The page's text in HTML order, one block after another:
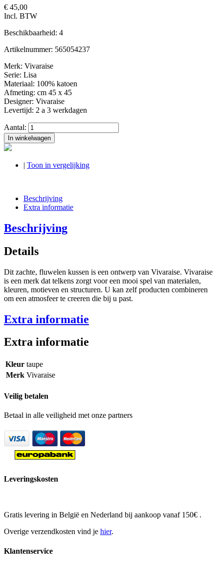
€ 45,00
Incl. BTW
Beschikbaarheid: 4
Artikelnummer: 565054237
Merk: Vivaraise
Serie: Lisa
Materiaal: 100% katoen
Afmeting: cm 45 x 45
Designer: Vivaraise
Levertijd: 2 a 3 werkdagen
Aantal:
In winkelwagen
| Toon in vergelijking
Beschrijving
Extra informatie
Beschrijving
Details
Dit zachte, fluwelen kussen is een ontwerp van Vivaraise. Vivaraise
is een merk dat telkens zorgt voor een mooi spel van materialen,
kleuren, motieven en structuren. U kan zelf producten combineren
om een atmosfeer te creeren die bij u past.
Extra informatie
Extra informatie
Kleur taupe
Merk Vivaraise
Veilig betalen
Betaal in alle veiligheid met onze partners
Leveringskosten
Gratis levering in België en Nederland bij aankoop vanaf 150€ .
Overige verzendkosten vind je hier.
Klantenservice